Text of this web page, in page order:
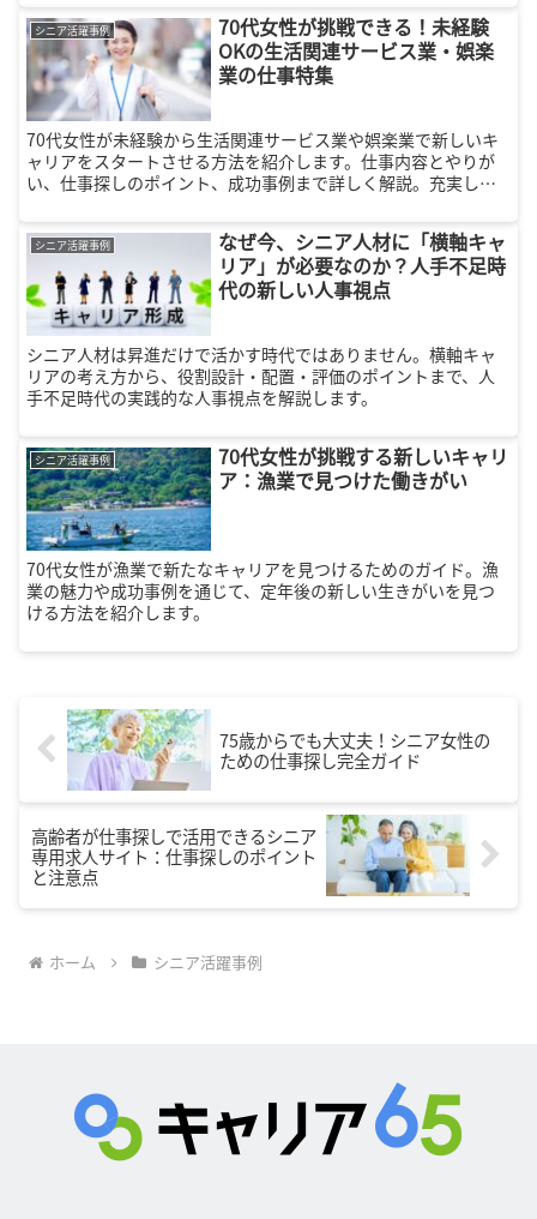
シニア活躍事例
70代女性が挑戦できる！未経験
OKの生活関連サービス業・娯楽
業の仕事特集
70代女性が未経験から生活関連サービス業や娯楽業で新しいキ
ャリアをスタートさせる方法を紹介します。仕事内容とやりが
い、仕事探しのポイント、成功事例まで詳しく解説。充実した
シニア活躍事例
なぜ今、シニア人材に「横軸キャ
リア」が必要なのか？人手不足時
代の新しい人事視点
シニア人材は昇進だけで活かす時代ではありません。横軸キャ
リアの考え方から、役割設計・配置・評価のポイントまで、人
手不足時代の実践的な人事視点を解説します。
シニア活躍事例
70代女性が挑戦する新しいキャリ
ア：漁業で見つけた働きがい
70代女性が漁業で新たなキャリアを見つけるためのガイド。漁
業の魅力や成功事例を通じて、定年後の新しい生きがいを見つ
ける方法を紹介します。
75歳からでも大丈夫！シニア女性の
ための仕事探し完全ガイド
高齢者が仕事探しで活用できるシニア
専用求人サイト：仕事探しのポイント
と注意点
ホーム シニア活躍事例